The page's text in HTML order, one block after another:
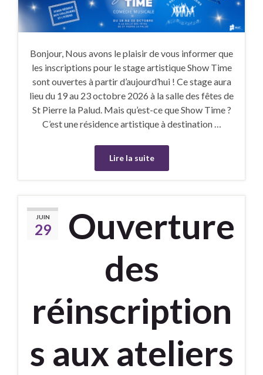
Bonjour, Nous avons le plaisir de vous informer que
les inscriptions pour le stage artistique Show Time
sont ouvertes à partir d’aujourd’hui ! Ce stage aura
lieu du 19 au 23 octobre 2026 à la salle des fêtes de
St Pierre la Palud. Mais qu’est-ce que Show Time ?
C’est une résidence artistique à destination …
Lire la suite
JUIN
29
Ouverture
des
réinscription
s aux ateliers